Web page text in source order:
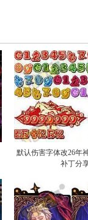
默认伤害字体改26年
补丁分